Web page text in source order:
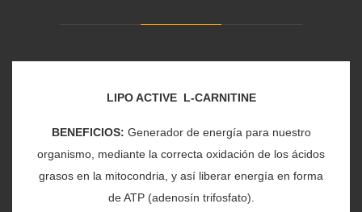
LIPO ACTIVE L-CARNITINE
BENEFICIOS: Generador de energía para nuestro
organismo, mediante la correcta oxidación de los ácidos
grasos en la mitocondria, y así liberar energía en forma
de ATP (adenosín trifosfato).